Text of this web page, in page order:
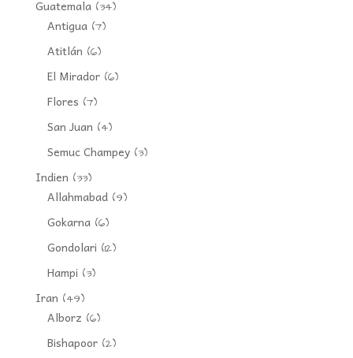
Guatemala(34)
Antigua(7)
Atitlán (6)
El Mirador(6)
Flores (7)
San Juan (4)
Semuc Champey(3)
Indien (33)
Allahmabad(9)
Gokarna(6)
Gondolari (12)
Hampi (3)
Iran (49)
Alborz (6)
Bishapoor(2)